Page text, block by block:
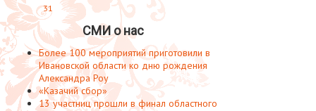
31
СМИ о нас
Более 100 мероприятий приготовили в
Ивановской области ко дню рождения
Александра Роу
«Казачий сбор»
13 участниц прошли в финал областного